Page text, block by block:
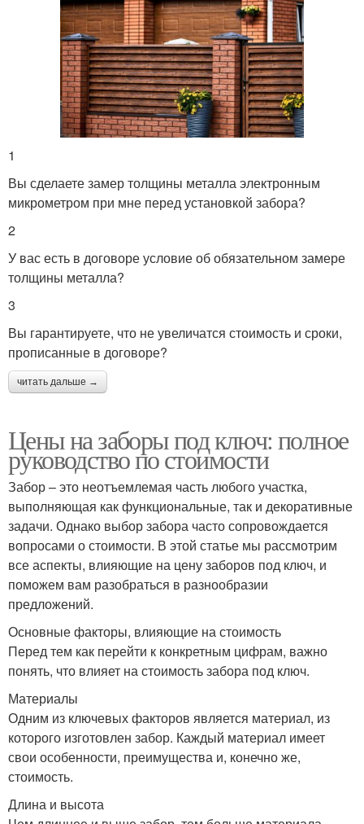
1
Вы сделаете замер толщины металла электронным
микрометром при мне перед установкой забора?
2
У вас есть в договоре условие об обязательном замере
толщины металла?
3
Вы гарантируете, что не увеличатся стоимость и сроки,
прописанные в договоре?
читать дальше →
Цены на заборы под ключ: полное
руководство по стоимости
Забор – это неотъемлемая часть любого участка,
выполняющая как функциональные, так и декоративные
задачи. Однако выбор забора часто сопровождается
вопросами о стоимости. В этой статье мы рассмотрим
все аспекты, влияющие на цену заборов под ключ, и
поможем вам разобраться в разнообразии
предложений.
Основные факторы, влияющие на стоимость
Перед тем как перейти к конкретным цифрам, важно
понять, что влияет на стоимость забора под ключ.
Материалы
Одним из ключевых факторов является материал, из
которого изготовлен забор. Каждый материал имеет
свои особенности, преимущества и, конечно же,
стоимость.
Длина и высота